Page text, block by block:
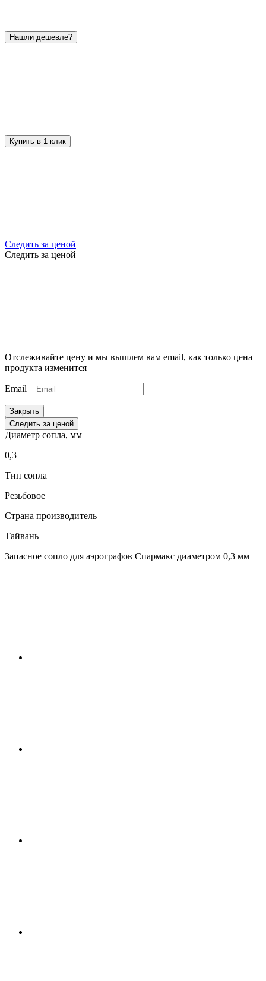
Нашли дешевле?
Купить в 1 клик
Следить за ценой
Следить за ценой
Отслеживайте цену и мы вышлем вам email, как только цена
продукта изменится
Email
Закрыть
Следить за ценой
Диаметр сопла, мм
0,3
Тип сопла
Резьбовое
Страна производитель
Тайвань
Запасное сопло для аэрографов Спармакс диаметром 0,3 мм